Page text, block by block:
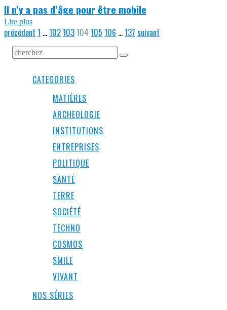
Il n’y a pas d’âge pour être mobile
Lire plus
précédent 1 …102103104 105 106 …137 suivant
CATEGORIES
MATIÈRES
ARCHEOLOGIE
INSTITUTIONS
ENTREPRISES
POLITIQUE
SANTÉ
TERRE
SOCIÉTÉ
TECHNO
COSMOS
SMILE
VIVANT
NOS SÉRIES